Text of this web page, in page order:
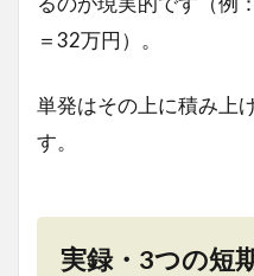
＝32万円）。
単発はその上に積み上
す。
実録・3つの短